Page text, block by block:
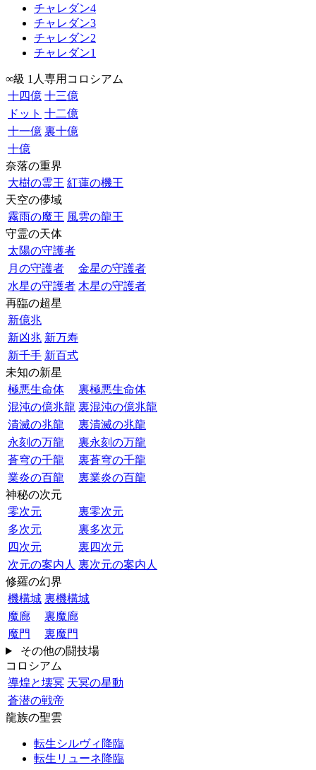
チャレダン4
チャレダン3
チャレダン2
チャレダン1
∞級 1人専用コロシアム
十四億 十三億
ドット 十二億
十一億 裏十億
十億
奈落の重界
大樹の霊王 紅蓮の機王
天空の儚域
霧雨の魔王 風雲の龍王
守霊の天体
太陽の守護者
月の守護者
金星の守護者
水星の守護者 木星の守護者
再臨の超星
新億兆
新凶兆 新万寿
新千手 新百式
未知の新星
極悪生命体
裏極悪生命体
混沌の億兆龍 裏混沌の億兆龍
潰滅の兆龍
裏潰滅の兆龍
永刻の万龍
裏永刻の万龍
蒼穹の千龍
裏蒼穹の千龍
業炎の百龍
裏業炎の百龍
神秘の次元
零次元
裏零次元
多次元
裏多次元
四次元
裏四次元
次元の案内人 裏次元の案内人
修羅の幻界
機構城 裏機構城
魔廊
裏魔廊
魔門
裏魔門
その他の闘技場
コロシアム
導煌と壊冥 天冥の星動
蒼潜の戦帝
龍族の聖雲
転生シルヴィ降臨
転生リューネ降臨